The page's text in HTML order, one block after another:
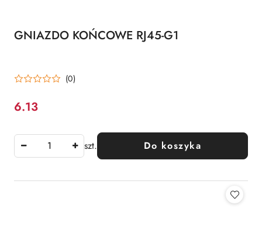
GNIAZDO KOŃCOWE RJ45-G1
(0)
Cena:
6.13
szt. Do koszyka